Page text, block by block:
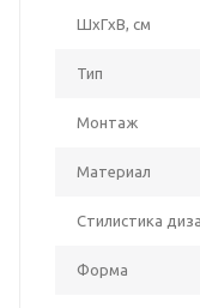
ШxГxВ, см
Тип
Монтаж
Материал
Стилистика
Форма